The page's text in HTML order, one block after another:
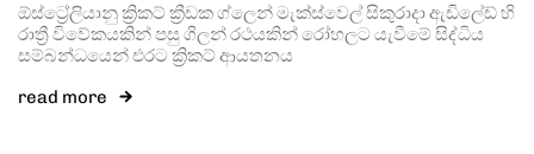
ඕස්ට්‍රේලියානු ක්‍රිකට් ක්‍රීඩක ග්ලෙන් මැක්ස්වෙල් සිකුරාදා ඇඩිලේඩ් හි
රාත්‍රී විවේකයකින් පසු ගිලන් රථයකින් රෝහලට යැවීමේ සිද්ධිය
සම්බන්ධයෙන් එරට ක්‍රිකට් ආයතනය
read more